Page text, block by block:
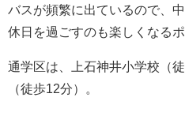
バスが頻繁に出ているので、
休日を過ごすのも楽しくなるポ
通学区は、上石神井小学校（
（徒歩12分）。